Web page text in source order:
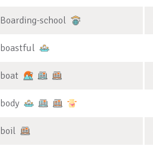
Boarding-school
boastful
boat
body
boil